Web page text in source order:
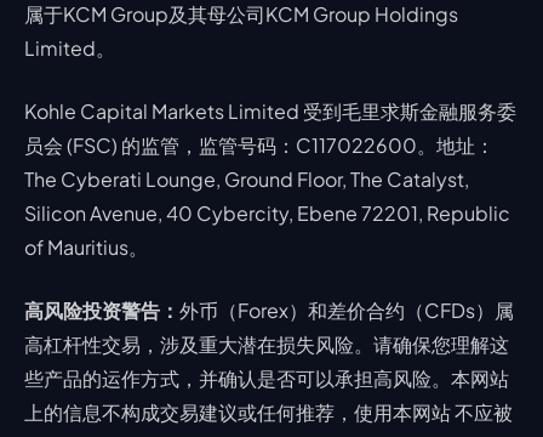
属于KCM Group及其母公司KCM Group Holdings
Limited。
Kohle Capital Markets Limited 受到毛里求斯金融服务委
员会 (FSC) 的监管，监管号码：C117022600。地址：
The Cyberati Lounge, Ground Floor, The Catalyst,
Silicon Avenue, 40 Cybercity, Ebene 72201, Republic
of Mauritius。
高风险投资警告： 外币（Forex）和差价合约（CFDs）属
高杠杆性交易，涉及重大潜在损失风险。请确保您理解这
些产品的运作方式，并确认是否可以承担高风险。本网站
上的信息不构成交易建议或任何推荐，使用本网站 不应被